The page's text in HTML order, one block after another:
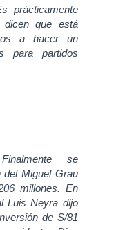
prácticamente
dicen que está
a hacer un
para partidos
se
del Miguel Grau
millones. En
Luis Neyra dijo
de S/81